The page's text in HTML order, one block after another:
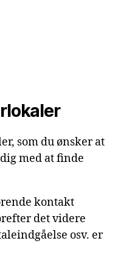
som du ønsker at
med at finde
kontakt
det videre
osv. er